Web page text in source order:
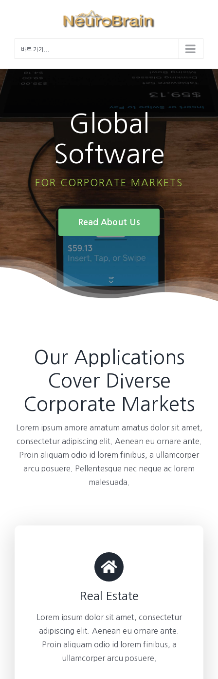
바로 가기...
Global
Software
FOR CORPORATE MARKETS
Read About Us
Our Applications
Cover Diverse
Corporate Markets
Lorem ipsum amore amatum amatus dolor sit amet,
consectetur adipiscing elit. Aenean eu ornare ante.
Proin aliquam odio id lorem finibus, a ullamcorper
arcu posuere. Pellentesque nec neque ac lorem
malesuada.
Real Estate
Lorem ipsum dolor sit amet, consectetur
adipiscing elit. Aenean eu ornare ante.
Proin aliquam odio id lorem finibus, a
ullamcorper arcu posuere.